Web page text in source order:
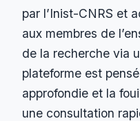
par l’Inist-CNRS et
aux membres de
de la recherche via
plateforme est
approfondie et la
une consultation